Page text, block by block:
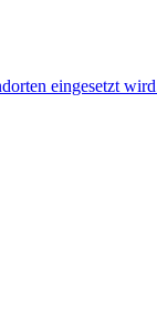
eingesetzt